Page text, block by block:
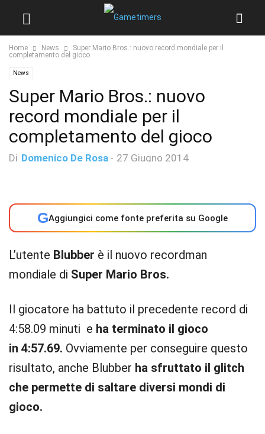
Home News
Super Mario Bros.: nuovo record mondiale per il
completamento del gioco
News
Super Mario Bros.: nuovo
record mondiale per il
completamento del gioco
Di Domenico De Rosa - 27 Giugno 2014
GAggiungici come fonte preferita su Google
L’utente Blubber è il nuovo recordman
mondiale di Super Mario Bros.
Il giocatore ha battuto il precedente record di
4:58.09 minuti e ha terminato il gioco
in 4:57.69. Ovviamente per conseguire questo
risultato, anche Blubber ha sfruttato il glitch
che permette di saltare diversi mondi di
gioco.